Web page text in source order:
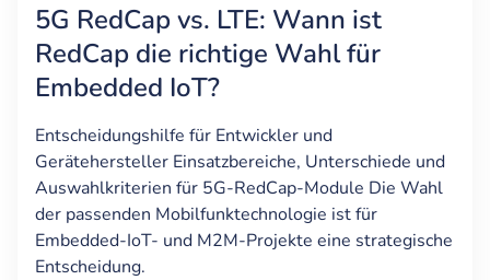
5G RedCap vs. LTE: Wann ist
RedCap die richtige Wahl für
Embedded IoT?
Entscheidungshilfe für Entwickler und
Gerätehersteller Einsatzbereiche, Unterschiede und
Auswahlkriterien für 5G-RedCap-Module Die Wahl
der passenden Mobilfunktechnologie ist für
Embedded-IoT- und M2M-Projekte eine strategische
Entscheidung.